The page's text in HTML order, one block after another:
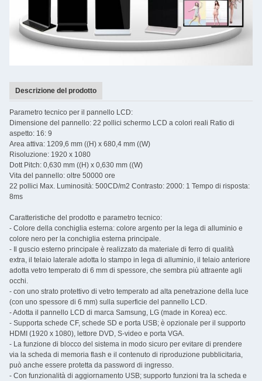
Descrizione del prodotto
Parametro tecnico per il pannello LCD:
Dimensione del pannello: 22 pollici schermo LCD a colori reali Ratio di
aspetto: 16: 9
Area attiva: 1209,6 mm ((H) x 680,4 mm ((W)
Risoluzione: 1920 x 1080
Dott Pitch: 0,630 mm ((H) x 0,630 mm ((W)
Vita del pannello: oltre 50000 ore
22 pollici Max. Luminosità: 500CD/m2 Contrasto: 2000: 1 Tempo di risposta:
8ms
Caratteristiche del prodotto e parametro tecnico:
- Colore della conchiglia esterna: colore argento per la lega di alluminio e
colore nero per la conchiglia esterna principale.
- Il guscio esterno principale è realizzato da materiale di ferro di qualità
extra, il telaio laterale adotta lo stampo in lega di alluminio, il telaio anteriore
adotta vetro temperato di 6 mm di spessore, che sembra più attraente agli
occhi.
- con uno strato protettivo di vetro temperato ad alta penetrazione della luce
(con uno spessore di 6 mm) sulla superficie del pannello LCD.
- Adotta il pannello LCD di marca Samsung, LG (made in Korea) ecc.
- Supporta schede CF, schede SD e porta USB; è opzionale per il supporto
HDMI (1920 x 1080), lettore DVD, S-video e porta VGA.
- La funzione di blocco del sistema in modo sicuro per evitare di prendere
via la scheda di memoria flash e il contenuto di riproduzione pubblicitaria,
può anche essere protetta da password di ingresso.
- Con funzionalità di aggiornamento USB; supporto funzioni tra la scheda e